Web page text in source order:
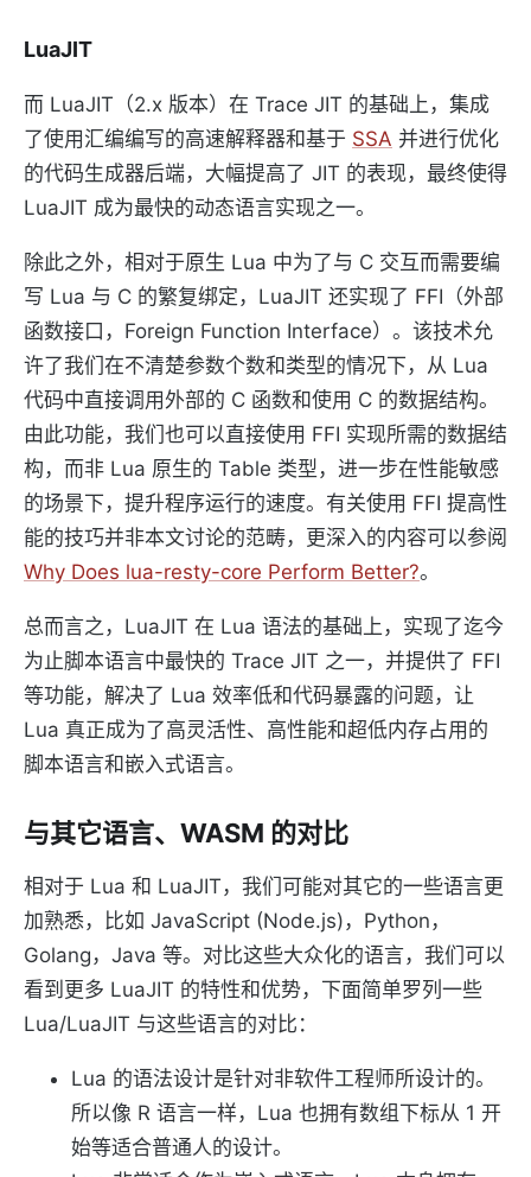
LuaJIT
而 LuaJIT（2.x 版本）在 Trace JIT 的基础上，集成
了使用汇编编写的高速解释器和基于 SSA 并进行优化
的代码生成器后端，大幅提高了 JIT 的表现，最终使得
LuaJIT 成为最快的动态语言实现之一。
除此之外，相对于原生 Lua 中为了与 C 交互而需要编
写 Lua 与 C 的繁复绑定，LuaJIT 还实现了 FFI（外部
函数接口，Foreign Function Interface）。该技术允
许了我们在不清楚参数个数和类型的情况下，从 Lua
代码中直接调用外部的 C 函数和使用 C 的数据结构。
由此功能，我们也可以直接使用 FFI 实现所需的数据结
构，而非 Lua 原生的 Table 类型，进一步在性能敏感
的场景下，提升程序运行的速度。有关使用 FFI 提高性
能的技巧并非本文讨论的范畴，更深入的内容可以参阅
Why Does lua-resty-core Perform Better?。
总而言之，LuaJIT 在 Lua 语法的基础上，实现了迄今
为止脚本语言中最快的 Trace JIT 之一，并提供了 FFI
等功能，解决了 Lua 效率低和代码暴露的问题，让
Lua 真正成为了高灵活性、高性能和超低内存占用的
脚本语言和嵌入式语言。
与其它语言、WASM 的对比
相对于 Lua 和 LuaJIT，我们可能对其它的一些语言更
加熟悉，比如 JavaScript (Node.js)，Python，
Golang，Java 等。对比这些大众化的语言，我们可以
看到更多 LuaJIT 的特性和优势，下面简单罗列一些
Lua/LuaJIT 与这些语言的对比：
Lua 的语法设计是针对非软件工程师所设计的。
所以像 R 语言一样，Lua 也拥有数组下标从 1 开
始等适合普通人的设计。